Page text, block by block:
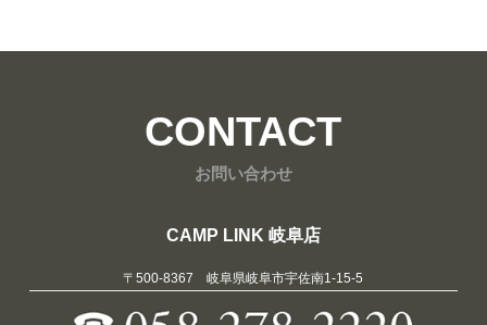
CONTACT
お問い合わせ
CAMP LINK 岐阜店
〒500-8367 岐阜県岐阜市宇佐南1-15-5